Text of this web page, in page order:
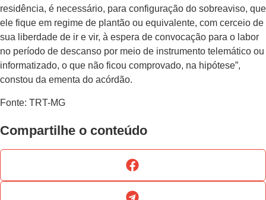
residência, é necessário, para configuração do sobreaviso, que
ele fique em regime de plantão ou equivalente, com cerceio de
sua liberdade de ir e vir, à espera de convocação para o labor
no período de descanso por meio de instrumento telemático ou
informatizado, o que não ficou comprovado, na hipótese”,
constou da ementa do acórdão.
Fonte: TRT-MG
Compartilhe o conteúdo